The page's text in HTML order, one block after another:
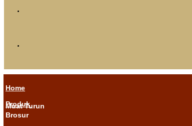
Home
Produk
Muat Turun
Brosur